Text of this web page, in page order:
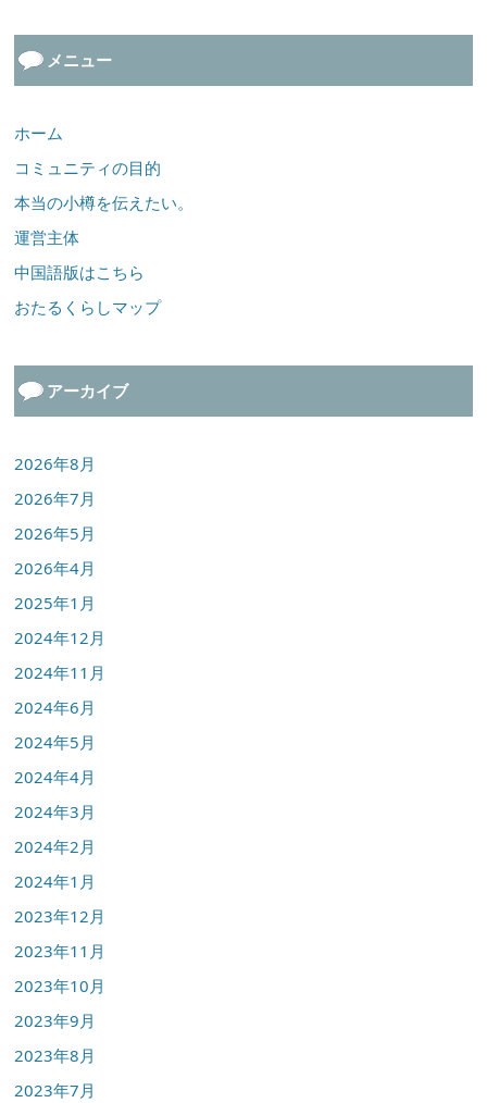
メニュー
ホーム
コミュニティの目的
本当の小樽を伝えたい。
運営主体
中国語版はこちら
おたるくらしマップ
アーカイブ
2026年8月
2026年7月
2026年5月
2026年4月
2025年1月
2024年12月
2024年11月
2024年6月
2024年5月
2024年4月
2024年3月
2024年2月
2024年1月
2023年12月
2023年11月
2023年10月
2023年9月
2023年8月
2023年7月